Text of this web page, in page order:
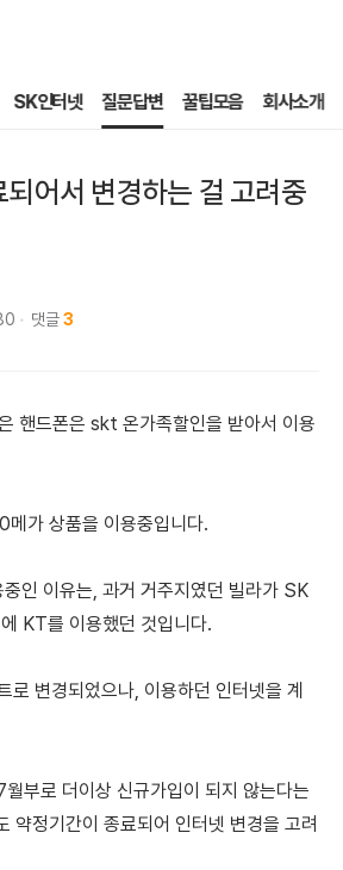
SK인터넷 질문답변 꿀팁모음 회사소개
어서 변경하는 걸 고려중
댓글 3
핸드폰은 skt 온가족할인을 받아서 이용
가 상품을 이용중입니다.
인 이유는, 과거 거주지였던 빌라가 SK
KT를 이용했던 것입니다.
로 변경되었으나, 이용하던 인터넷을 계
부로 더이상 신규가입이 되지 않는다는
약정기간이 종료되어 인터넷 변경을 고려